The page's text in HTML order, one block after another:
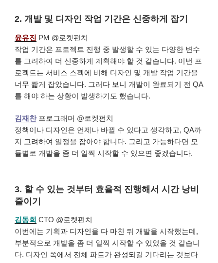
2. 개발 및 디자인 작업 기간은 신중하게 잡기
윤유진 PM @로켓펀치
작업 기간은 프로젝트 진행 중 발생할 수 있는 다양한 변수
를 고려하여 더 신중하게 계획해야 할 것 같습니다. 이번 프
로젝트는 서비스 스펙에 비해 디자인 및 개발 작업 기간을
너무 짧게 잡았습니다. 그러다 보니 개발이 완료되기 전 QA
를 해야 하는 상황이 발생하기도 했습니다.
김재찬 프로그래머 @로켓펀치
정책이나 디자인은 언제나 바뀔 수 있다고 생각하고, QA까
지 고려하여 일정을 잡아야 합니다. 그리고 가능하다면 모
듈별로 개발을 좀 더 일찍 시작할 수 있으면 좋겠습니다.
3. 할 수 있는 것부터 효율적 진행해서 시간 낭비
줄이기
김동희 CTO @로켓펀치
이번에는 기획과 디자인을 다 마친 뒤 개발을 시작했는데,
부분적으로 개발을 좀 더 일찍 시작할 수 있었을 것 같습니
다. 디자인 쪽에서 전체 파트가 완성되길 기다리는 것보다